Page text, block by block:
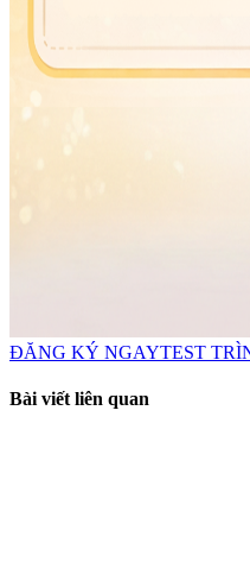
ĐĂNG KÝ NGAYTEST
Bài viết liên quan